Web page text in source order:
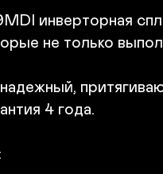
инверторная
не только
4 года.